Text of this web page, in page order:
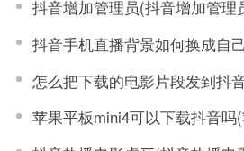
抖音增加管理员(抖音增加管理